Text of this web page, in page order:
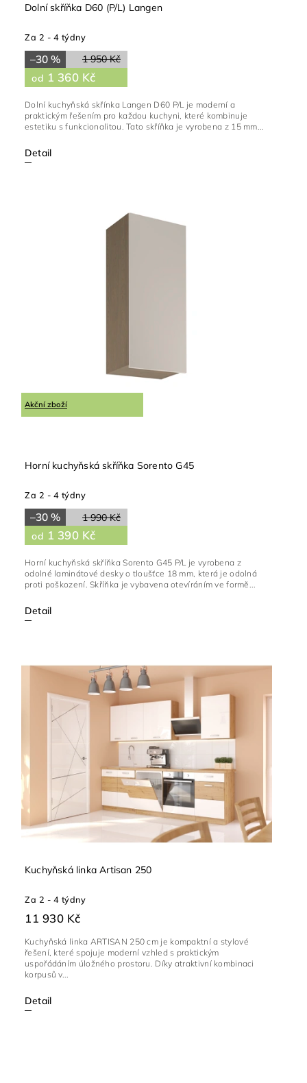
Dolní skříňka D60 (P/L) Langen
Za 2 - 4 týdny
1 950 Kč
–30 %
od 1 360 Kč
Detail
Dolní kuchyňská skřínka Langen D60 P/L je moderní a
praktickým řešením pro každou kuchyni, které kombinuje
estetiku s funkcionalitou. Tato skříňka je vyrobena z 15 mm...
Akční zboží
Horní kuchyňská skříňka Sorento G45
Za 2 - 4 týdny
1 990 Kč
–30 %
od 1 390 Kč
Detail
Horní kuchyňská skříňka Sorento G45 P/L je vyrobena z
odolné laminátové desky o tloušťce 18 mm, která je odolná
proti poškození. Skříňka je vybavena otevíráním ve formě...
Kuchyňská linka Artisan 250
Za 2 - 4 týdny
11 930 Kč
Detail
Kuchyňská linka ARTISAN 250 cm je kompaktní a stylové
řešení, které spojuje moderní vzhled s praktickým
uspořádáním úložného prostoru. Díky atraktivní kombinaci
korpusů v...